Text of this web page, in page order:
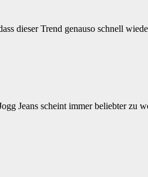
dieser Trend genauso schnell
Jeans scheint immer beliebter zu